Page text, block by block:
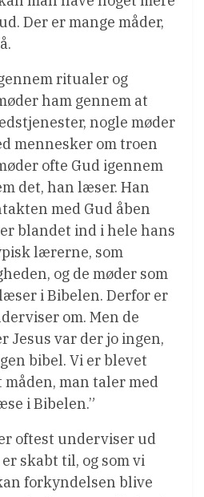
Der er mange måder,
ritualer og
ham gennem at
nogle møder
mennesker om troen
ofte Gud igennem
det, han læser. Han
med Gud åben
blandet ind i hele hans
lærerne, som
og de møder som
i Bibelen. Derfor er
om. Men de
Jesus var der jo ingen,
bibel. Vi er blevet
man taler med
i Bibelen.”
oftest underviser ud
skabt til, og som vi
forkyndelsen blive